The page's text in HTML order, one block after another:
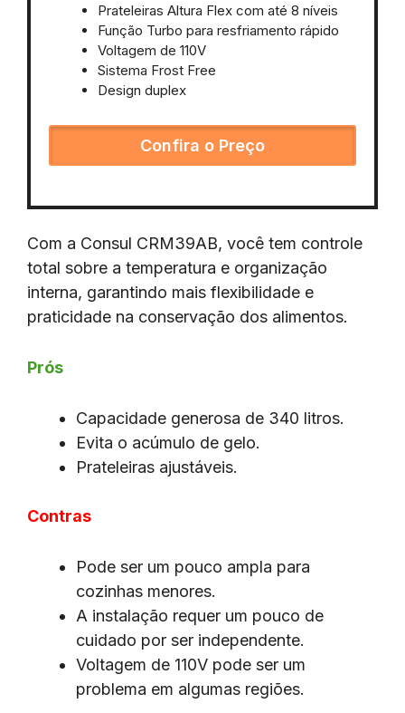
Prateleiras Altura Flex com até 8 níveis
Função Turbo para resfriamento rápido
Voltagem de 110V
Sistema Frost Free
Design duplex
Confira o Preço
Com a Consul CRM39AB, você tem controle
total sobre a temperatura e organização
interna, garantindo mais flexibilidade e
praticidade na conservação dos alimentos.
Prós
Capacidade generosa de 340 litros.
Evita o acúmulo de gelo.
Prateleiras ajustáveis.
Contras
Pode ser um pouco ampla para
cozinhas menores.
A instalação requer um pouco de
cuidado por ser independente.
Voltagem de 110V pode ser um
problema em algumas regiões.